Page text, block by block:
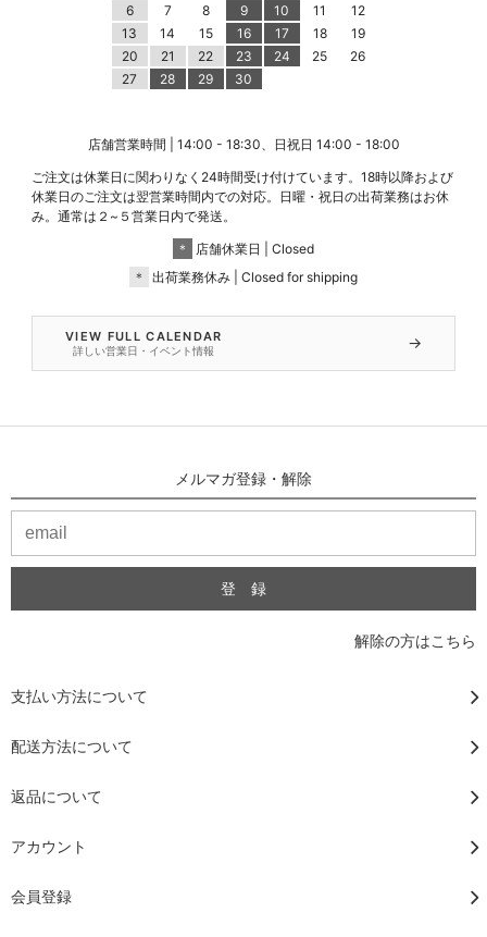
6
7 8 9 10 11
12
13
14 15 16 17 18
19
20
21 22 23 24 25
26
27
28 29 30
店舗営業時間 | 14:00 - 18:30、日祝日 14:00 - 18:00
ご注文は休業日に関わりなく24時間受け付けています。18時以降および
休業日のご注文は翌営業時間内での対応。日曜・祝日の出荷業務はお休
み。通常は２~５営業日内で発送。
＊
店舗休業日 | Closed
＊
出荷業務休み | Closed for shipping
VIEW FULL CALENDAR
詳しい営業日・イベント情報 →
メルマガ登録・解除
解除の方はこちら
支払い方法について
配送方法について
返品について
アカウント
会員登録